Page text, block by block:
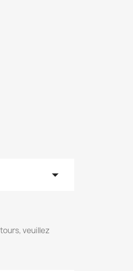
arrow_drop_down
veuillez